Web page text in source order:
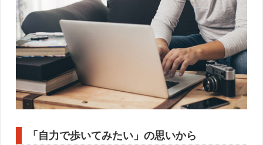
「自力で歩いてみたい」の思いから